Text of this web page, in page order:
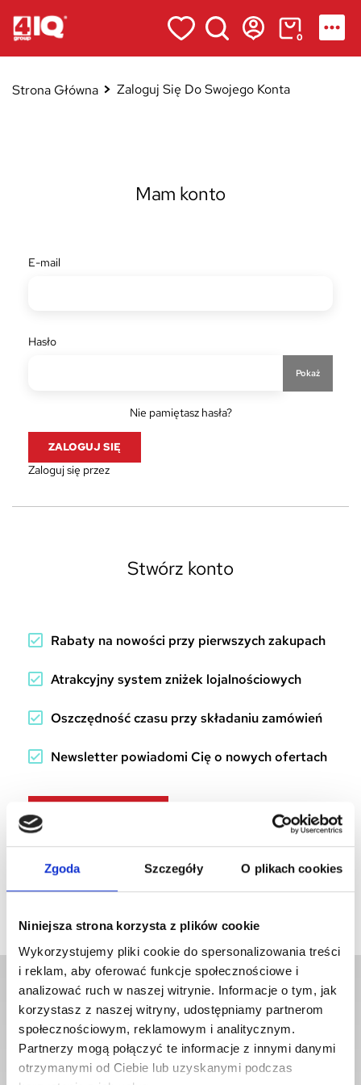
Zgoda Szczegóły O plikach cookies
Niniejsza strona korzysta z plików cookie
Wykorzystujemy pliki cookie do spersonalizowania treści
i reklam, aby oferować funkcje społecznościowe i
analizować ruch w naszej witrynie. Informacje o tym, jak
korzystasz z naszej witryny, udostępniamy partnerom
społecznościowym, reklamowym i analitycznym.
Partnerzy mogą połączyć te informacje z innymi danymi
otrzymanymi od Ciebie lub uzyskanymi podczas
0
Strona Główna Zaloguj Się Do Swojego Konta
Mam konto
E-mail
Hasło
Pokaż
Nie pamiętasz hasła?
ZALOGUJ SIĘ
Zaloguj się przez
Stwórz konto
Rabaty na nowości przy pierwszych zakupach
Atrakcyjny system zniżek lojalnościowych
Oszczędność czasu przy składaniu zamówień
Newsletter powiadomi Cię o nowych ofertach
Newsletter
Zapisz się i bądź na bieżąco